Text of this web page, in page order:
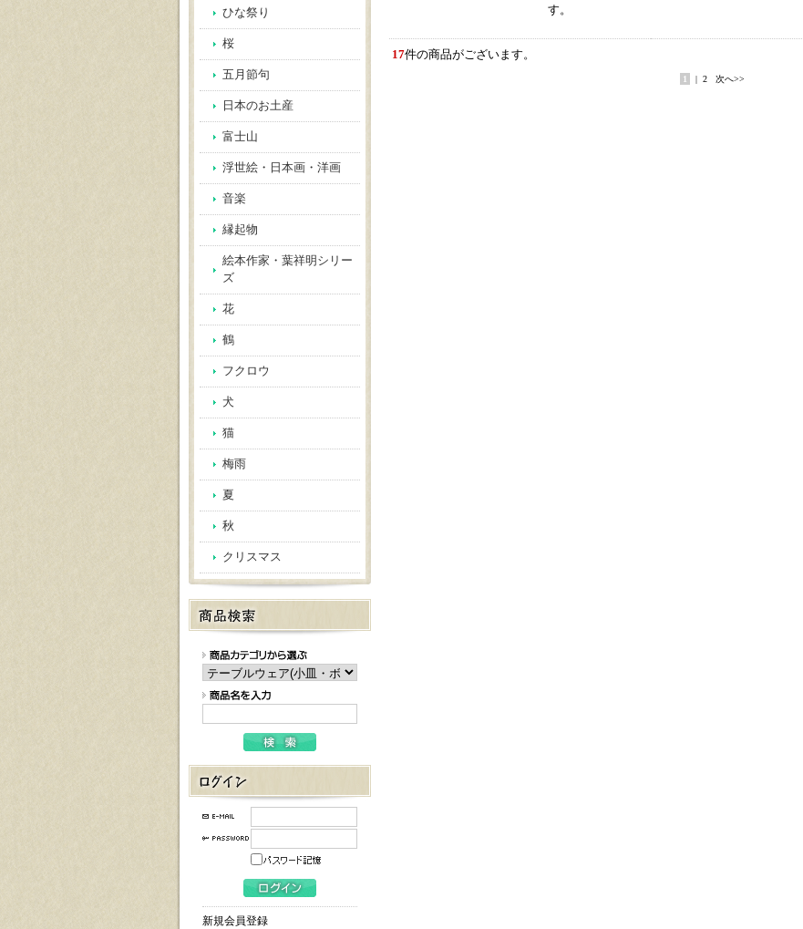
ひな祭り
桜
五月節句
日本のお土産
富士山
浮世絵・日本画・洋画
音楽
縁起物
絵本作家・葉祥明シリー
ズ
花
鶴
フクロウ
犬
猫
梅雨
夏
秋
クリスマス
新規会員登録
す。
17件の商品がございます。
1 | 2 次へ>>